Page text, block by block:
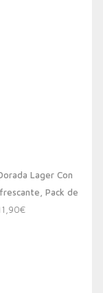
Lager Con
Pack de
€